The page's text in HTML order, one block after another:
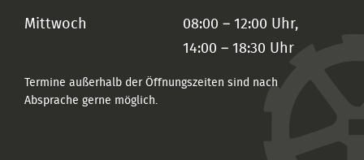
Mittwoch
08:00 – 12:00 Uhr,
14:00 – 18:30 Uhr
Termine außerhalb der Öffnungszeiten sind nach
Absprache gerne möglich.